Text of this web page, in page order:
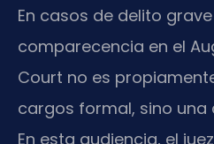
En casos de delito
comparecencia en el
Court no es
cargos formal, sino una
En esta audiencia, el